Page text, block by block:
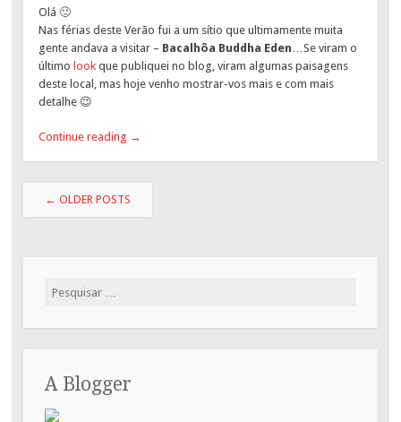
Olá 🙂
Nas férias deste Verão fui a um sítio que ultimamente muita
gente andava a visitar – Bacalhôa Buddha Eden …Se viram o
últimolookque publiquei no blog, viram algumas paisagens
deste local, mas hoje venho mostrar-vos mais e com mais
detalhe 😉
Continue reading →
Post
navigation
← OLDER POSTS
Pesquisar
A Blogger